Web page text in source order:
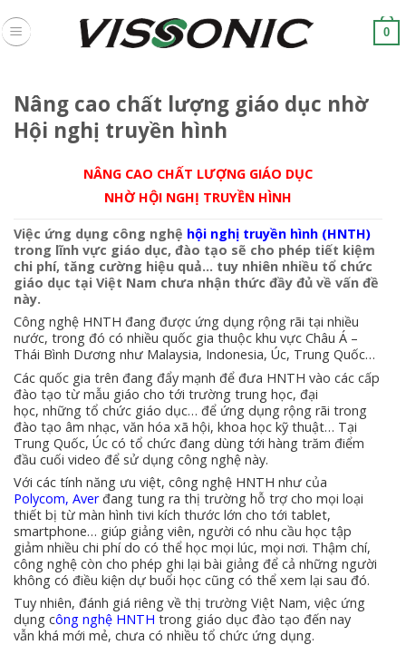
to
0
Nâng cao chất lượng giáo dục nhờ
Hội nghị truyền hình
NÂNG CAO CHẤT LƯỢNG GIÁO DỤC
NHỜ HỘI NGHỊ TRUYỀN HÌNH
Việc ứng dụng công nghệ hội nghị truyền hình (HNTH)
trong lĩnh vực giáo dục, đào tạo sẽ cho phép tiết kiệm
chi phí, tăng cường hiệu quả… tuy nhiên nhiều tổ chức
giáo dục tại Việt Nam chưa nhận thức đầy đủ về vấn đề
này.
Công nghệ HNTH đang được ứng dụng rộng rãi tại nhiều
nước, trong đó có nhiều quốc gia thuộc khu vực Châu Á –
Thái Bình Dương như Malaysia, Indonesia, Úc, Trung Quốc…
Các quốc gia trên đang đẩy mạnh để đưa HNTH vào các cấp
đào tạo từ mẫu giáo cho tới trường trung học, đại
học, những tổ chức giáo dục… để ứng dụng rộng rãi trong
đào tạo âm nhạc, văn hóa xã hội, khoa học kỹ thuật… Tại
Trung Quốc, Úc có tổ chức đang dùng tới hàng trăm điểm
đầu cuối video để sử dụng công nghệ này.
Với các tính năng ưu việt, công nghệ HNTH như của
Polycom, Averđang tung ra thị trường hỗ trợ cho mọi loại
thiết bị từ màn hình tivi kích thước lớn cho tới tablet,
smartphone… giúp giảng viên, người có nhu cầu học tập
giảm nhiều chi phí do có thể học mọi lúc, mọi nơi. Thậm chí,
công nghệ còn cho phép ghi lại bài giảng để cả những người
không có điều kiện dự buổi học cũng có thể xem lại sau đó.
Tuy nhiên, đánh giá riêng về thị trường Việt Nam, việc ứng
dụng công nghệ HNTH trong giáo dục đào tạo đến nay
vẫn khá mới mẻ, chưa có nhiều tổ chức ứng dụng.